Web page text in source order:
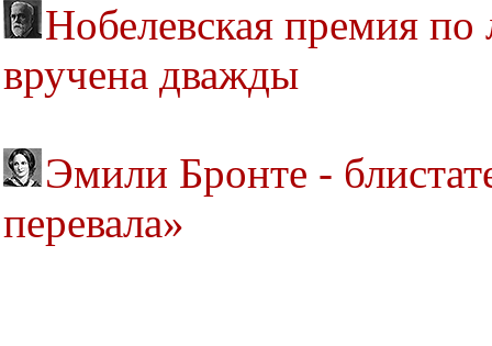
Нобелевская премия по
вручена дважды
Эмили Бронте -
перевала»